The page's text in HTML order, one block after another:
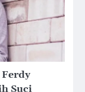
Suci